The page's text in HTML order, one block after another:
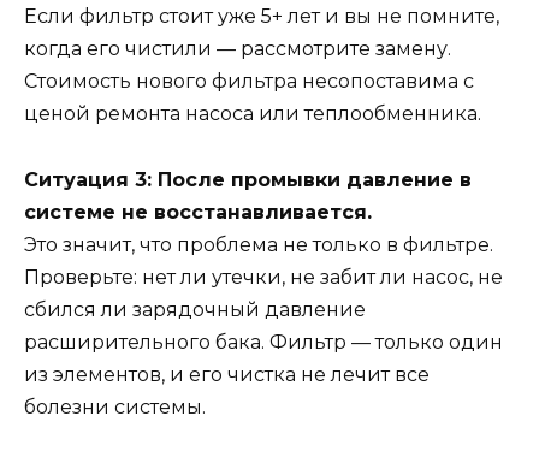
Если фильтр стоит уже 5+ лет и вы не помните,
когда его чистили — рассмотрите замену.
Стоимость нового фильтра несопоставима с
ценой ремонта насоса или теплообменника.
Ситуация 3: После промывки давление в
системе не восстанавливается.
Это значит, что проблема не только в фильтре.
Проверьте: нет ли утечки, не забит ли насос, не
сбился ли зарядочный давление
расширительного бака. Фильтр — только один
из элементов, и его чистка не лечит все
болезни системы.